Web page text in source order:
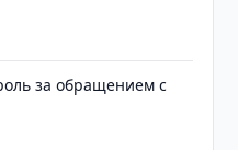
за обращением с